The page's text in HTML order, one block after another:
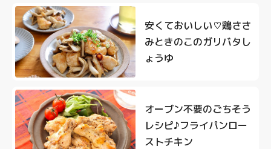
安くておいしい♡鶏ささ
みときのこのガリバタし
ょうゆ
オーブン不要のごちそう
レシピ♪フライパンロー
ストチキン